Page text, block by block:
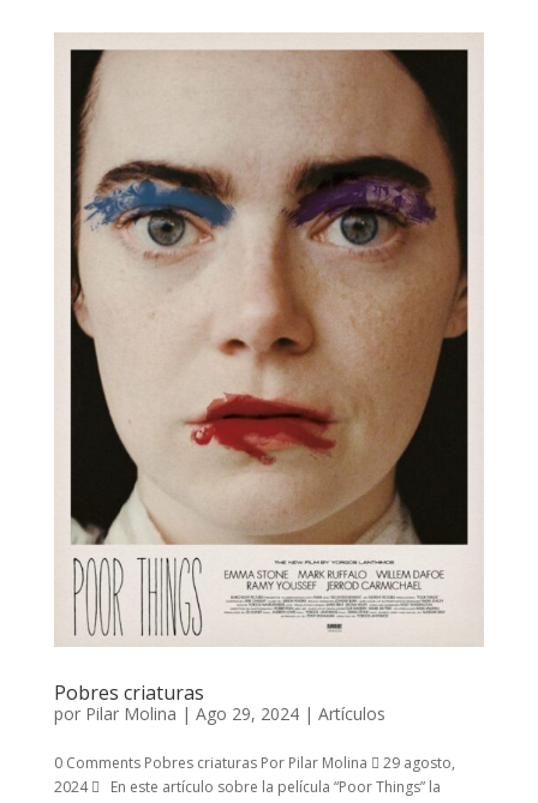
Pobres criaturas
por Pilar Molina | Ago 29, 2024| Artículos
0 Comments Pobres criaturas Por Pilar Molina  29 agosto,
2024  En este artículo sobre la película “Poor Things” la